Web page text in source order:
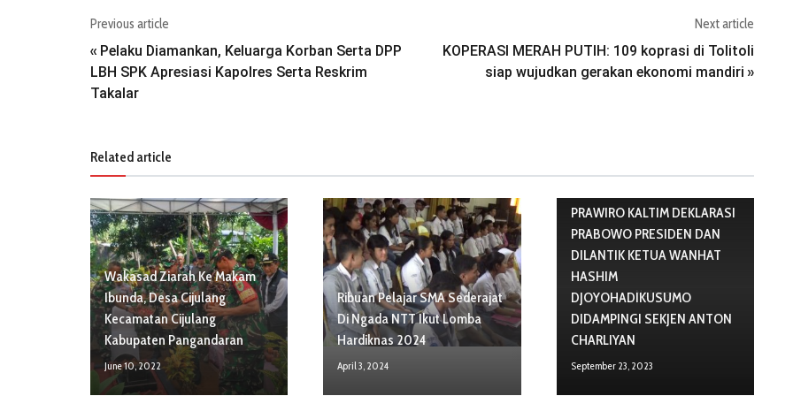
Previous article
« Pelaku Diamankan, Keluarga Korban Serta DPP
LBH SPK Apresiasi Kapolres Serta Reskrim
Takalar
Next article
KOPERASI MERAH PUTIH: 109 koprasi di Tolitoli
siap wujudkan gerakan ekonomi mandiri »
Related article
Wakasad Ziarah Ke Makam
Ibunda, Desa Cijulang
Kecamatan Cijulang
Kabupaten Pangandaran
June 10, 2022
Ribuan Pelajar SMA Sederajat
Di Ngada NTT Ikut Lomba
Hardiknas 2024
April 3, 2024
No Image
PRAWIRO KALTIM DEKLARASI
PRABOWO PRESIDEN DAN
DILANTIK KETUA WANHAT
HASHIM
DJOYOHADIKUSUMO
DIDAMPINGI SEKJEN ANTON
CHARLIYAN
September 23, 2023